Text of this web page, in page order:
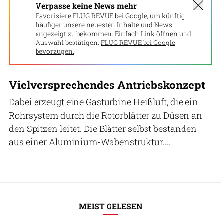
Verpasse keine News mehr
Favorisiere FLUG REVUE bei Google, um künftig
häufiger unsere neuesten Inhalte und News
angezeigt zu bekommen. Einfach Link öffnen und
Auswahl bestätigen: FLUG REVUE bei Google
bevorzugen.
Vielversprechendes Antriebskonzept
Dabei erzeugt eine Gasturbine Heißluft, die ein
Rohrsystem durch die Rotorblätter zu Düsen an
den Spitzen leitet. Die Blätter selbst bestanden
aus einer Aluminium-Wabenstruktur....
MEIST GELESEN